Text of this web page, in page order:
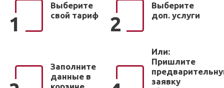
1
Выберите
свой тариф
2
Выберите
доп. услуги
Заполните
данные в
Или:
Пришлите
заявку